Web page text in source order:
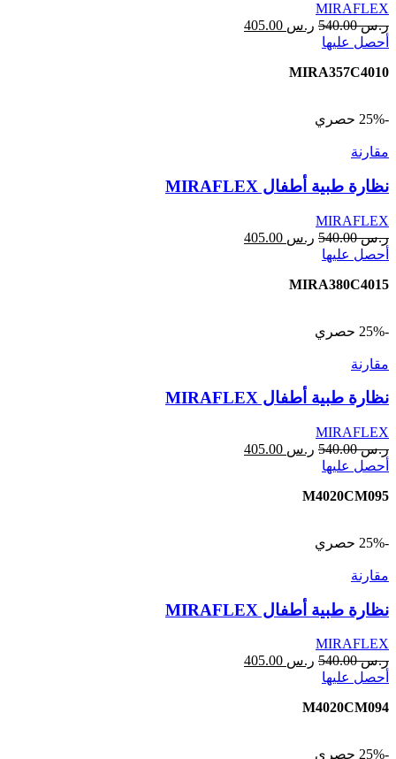
MIRAFLEX
ر.س540.00 ر.س
أحصل عليها
MIRA357C4010
-25% حصري
مقارنة
نظارة طبية أطفال MIRAFLEX
MIRAFLEX
ر.س540.00 ر.س
أحصل عليها
MIRA380C4015
-25% حصري
مقارنة
نظارة طبية أطفال MIRAFLEX
MIRAFLEX
ر.س540.00 ر.س
أحصل عليها
M4020CM095
-25% حصري
مقارنة
نظارة طبية أطفال MIRAFLEX
MIRAFLEX
ر.س540.00 ر.س
أحصل عليها
M4020CM094
-25% حصري